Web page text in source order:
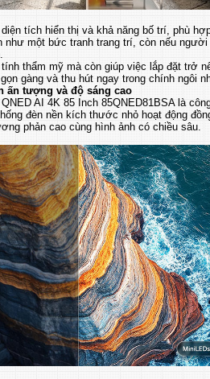
tích hiển thị và khả năng bố trí, phù
một bức tranh trang trí, còn nếu
thẩm mỹ mà còn giúp việc lắp đặt trở
gàng và thu hút ngay trong chính ngôi
ấn tượng và độ sáng cao
AI 4K 85 Inch 85QNED81BSA là
đèn nền kích thước nhỏ hoạt động
phản cao cùng hình ảnh có chiều sâu.